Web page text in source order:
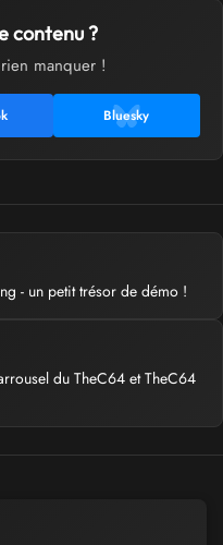
contenu ?
manquer !
Bluesky
- un petit trésor de démo !
du TheC64 et TheC64